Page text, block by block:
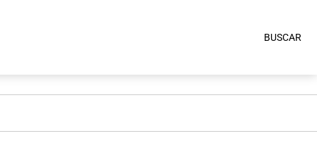
BUSCAR